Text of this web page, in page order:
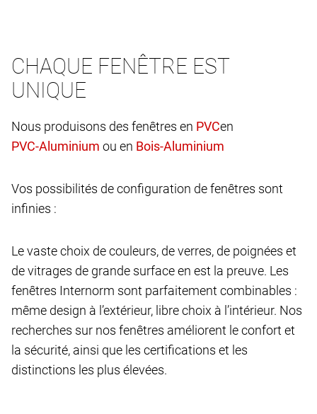
Accepter les cookies et continuer
CHAQUE FENÊTRE EST
UNIQUE
Nous produisons des fenêtres en
en
ou en
Vos possibilités de configuration de fenêtres sont
infinies :
Le vaste choix de couleurs, de verres, de poignées et
de vitrages de grande surface en est la preuve. Les
fenêtres Internorm sont parfaitement combinables :
même design à l’extérieur, libre choix à l’intérieur. Nos
recherches sur nos fenêtres améliorent le confort et
la sécurité, ainsi que les certifications et les
distinctions les plus élevées.